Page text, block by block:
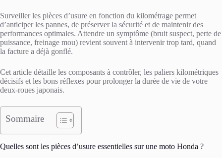
Surveiller les pièces d’usure en fonction du kilométrage permet
d’anticiper les pannes, de préserver la sécurité et de maintenir des
performances optimales. Attendre un symptôme (bruit suspect, perte de
puissance, freinage mou) revient souvent à intervenir trop tard, quand
la facture a déjà gonflé.
Cet article détaille les composants à contrôler, les paliers kilométriques
décisifs et les bons réflexes pour prolonger la durée de vie de votre
deux-roues japonais.
Sommaire
Quelles sont les pièces d’usure essentielles sur une moto Honda ?